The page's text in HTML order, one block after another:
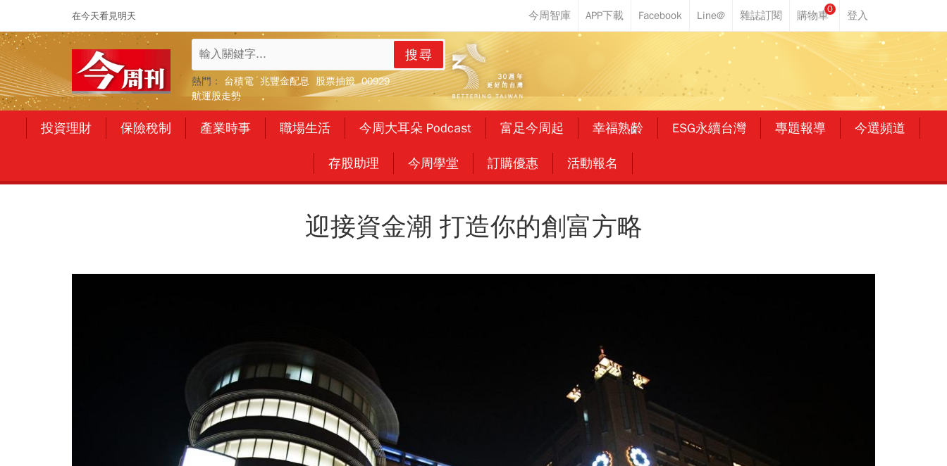
在今天看見明天
0
搜尋
熱門： 台積電 兆豐金配息 股票抽籤 00929
航運股走勢
投資理財 保險稅制 產業時事 職場生活 今周大耳朵 Podcast 富足今周起 幸福熟齡 ESG永續台灣 專題報導 今選頻道
存股助理 今周學堂 訂購優惠 活動報名
迎接資金潮 打造你的創富方略